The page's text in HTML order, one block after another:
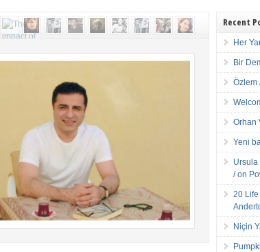
Recent
Her
Bir
Özlem
Orhan
Yeni
Ursula
/ on
20
Niçin